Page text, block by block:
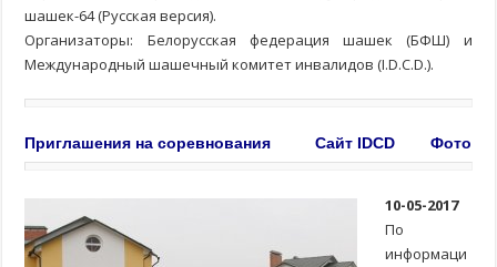
шашек-64 (Русская версия).
Организаторы: Белорусская федерация шашек (БФШ) и
Международный шашечный комитет инвалидов (I.D.C.D.).
Приглашения на соревнования Сайт IDCD Фото
10-05-2017
По
информаци